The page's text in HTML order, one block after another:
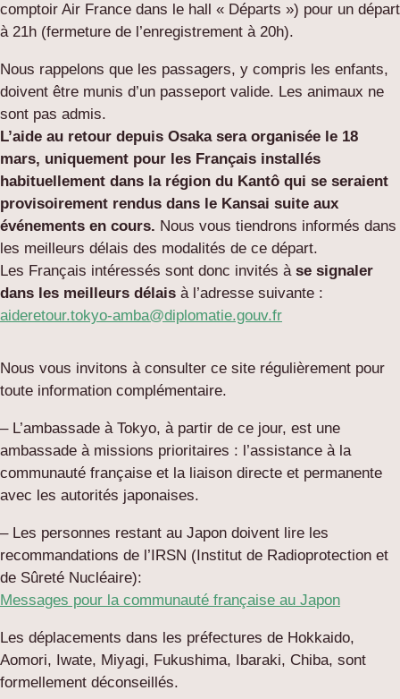
comptoir Air France dans le hall « Départs ») pour un départ
à 21h (fermeture de l’enregistrement à 20h).
Nous rappelons que les passagers, y compris les enfants,
doivent être munis d’un passeport valide. Les animaux ne
sont pas admis.
L’aide au retour depuis Osaka sera organisée le 18
mars, uniquement pour les Français installés
habituellement dans la région du Kantô qui se seraient
provisoirement rendus dans le Kansai suite aux
événements en cours. Nous vous tiendrons informés dans
les meilleurs délais des modalités de ce départ.
Les Français intéressés sont donc invités à se signaler
dans les meilleurs délais à l’adresse suivante :
aideretour.tokyo-amba@diplomatie.gouv.fr
Nous vous invitons à consulter ce site régulièrement pour
toute information complémentaire.
– L’ambassade à Tokyo, à partir de ce jour, est une
ambassade à missions prioritaires : l’assistance à la
communauté française et la liaison directe et permanente
avec les autorités japonaises.
– Les personnes restant au Japon doivent lire les
recommandations de l’IRSN (Institut de Radioprotection et
de Sûreté Nucléaire):
Messages pour la communauté française au Japon
Les déplacements dans les préfectures de Hokkaido,
Aomori, Iwate, Miyagi, Fukushima, Ibaraki, Chiba, sont
formellement déconseillés.